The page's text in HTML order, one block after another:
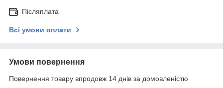
Післяплата
Всі умови оплати
Умови повернення
Повернення товару впродовж 14 днів за домовленістю